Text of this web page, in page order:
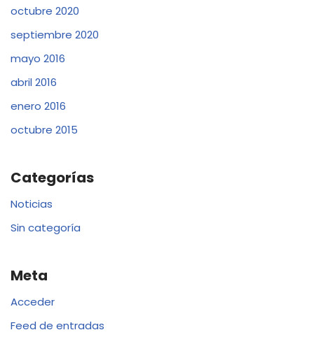
octubre 2020
septiembre 2020
mayo 2016
abril 2016
enero 2016
octubre 2015
Categorías
Noticias
Sin categoría
Meta
Acceder
Feed de entradas